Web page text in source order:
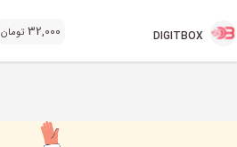
DIGITBOX
32,000 تومان